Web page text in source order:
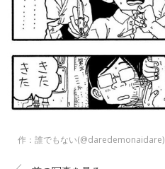
作：誰でもない(@daredemonaidare)